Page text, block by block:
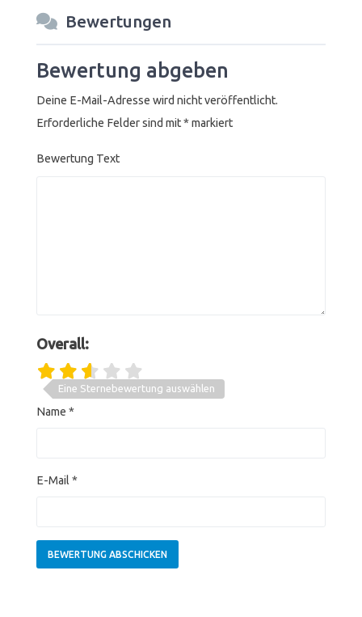
Bewertungen
Bewertung abgeben
Deine E-Mail-Adresse wird nicht veröffentlicht.
Erforderliche Felder sind mit*markiert
Bewertung Text
Overall:
Eine Sternebewertung auswählen
Name *
E-Mail *